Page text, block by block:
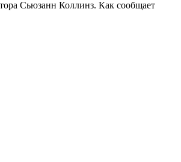
Сьюзанн Коллинз. Как сообщает